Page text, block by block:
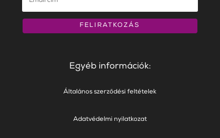
FELIRATKOZÁS
Egyéb információk:
Általános szerződési feltételek
Adatvédelmi nyilatkozat